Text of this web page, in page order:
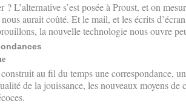
L’alternative s’est posée à Proust, et on
aurait coûté. Et le mail, et les écrits
la nouvelle technologie nous ouvre
au fil du temps une correspondance,
de la jouissance, les nouveaux moyens